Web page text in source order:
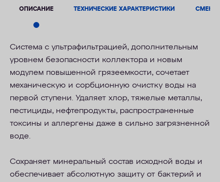
ОПИСАНИЕ ТЕХНИЧЕСКИЕ ХАРАКТЕРИСТИКИ
Cистема с ультрафильтрацией, дополнительным
уровнем безопасности коллектора и новым
модулем повышенной грязеемкости, сочетает
механическую и сорбционную очистку воды на
первой ступени. Удаляет хлор, тяжелые металлы,
пестициды, нефтепродукты, распространенные
токсины и аллергены даже в сильно загрязненной
воде.
Сохраняет минеральный состав исходной воды и
обеспечивает абсолютную защиту от бактерий и